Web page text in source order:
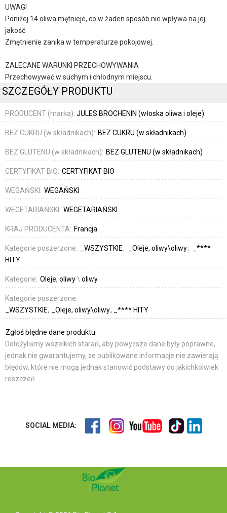
UWAGI
Poniżej 14 oliwa mętnieje, co w żaden sposób nie wpływa na jej
jakość.
Zmętnienie zanika w temperaturze pokojowej.
ZALECANE WARUNKI PRZECHOWYWANIA
Przechowywać w suchym i chłodnym miejscu.
SZCZEGÓŁY PRODUKTU
PRODUCENT (marka): JULES BROCHENIN (włoska oliwa i oleje)
BEZ CUKRU (w składnikach): BEZ CUKRU (w składnikach)
BEZ GLUTENU (w składnikach): BEZ GLUTENU (w składnikach)
CERTYFIKAT BIO: CERTYFIKAT BIO
WEGAŃSKI: WEGAŃSKI
WEGETARIAŃSKI: WEGETARIAŃSKI
KRAJ PRODUCENTA: Francja
Kategorie poszerzone: _WSZYSTKIE _Oleje, oliwy\oliwy
_****
HITY
Kategorie: Oleje, oliwy\ oliwy
Kategorie poszerzone:
_WSZYSTKIE
_Oleje, oliwy\oliwy _**** HITY
Zgłoś błędne dane produktu
Dołożyliśmy wszelkich starań, aby powyższe dane były poprawne,
jednak nie gwarantujemy, że publikowane informacje nie zawierają
błędów, które nie mogą jednak stanowić podstawy do jakichkolwiek
roszczeń.
SOCIAL MEDIA: